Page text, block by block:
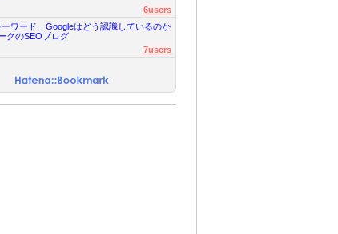
6users
ワード、Googleはどう認識しているのか
クのSEOブログ
7users